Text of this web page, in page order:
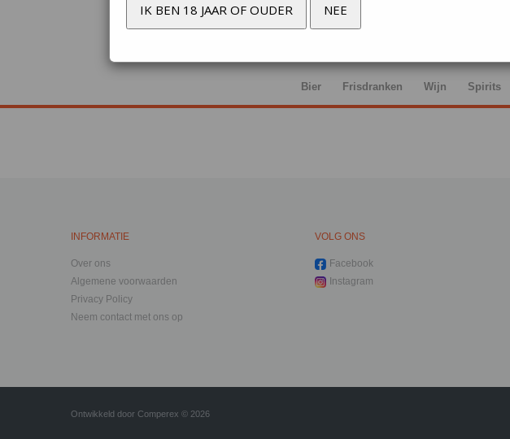
Bier Frisdranken Wijn Spirits
IK BEN 18 JAAR OF OUDER NEE
INFORMATIE
Over ons
Algemene voorwaarden
Privacy Policy
Neem contact met ons op
VOLG ONS
Facebook
Instagram
Ontwikkeld door Comperex © 2026